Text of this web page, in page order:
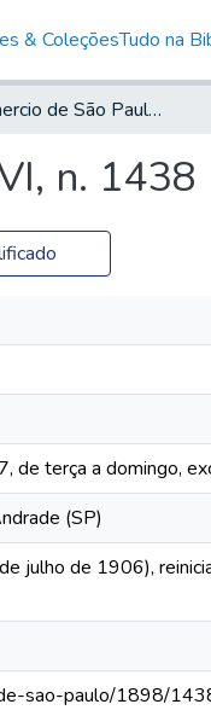
& ColeçõesTudo na
O Commercio de São Paulo, 1898, Ano VI, n. 1438
n. 1438
de terça a domingo,
(SP)
julho de 1906),
sao-paulo/1898/